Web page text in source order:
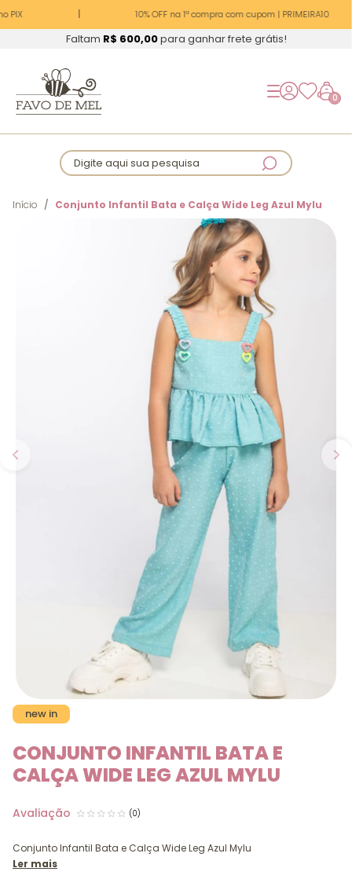
PIX 10% OFF na 1ª compra com cupom | PRIMEIRA10
Faltam R$ 600,00para ganhar frete grátis!
0
Digite aqui sua pesquisa
Início Conjunto Infantil Bata e Calça Wide Leg Azul Mylu
new in
CONJUNTO INFANTIL BATA E
CALÇA WIDE LEG AZUL MYLU
(0)
Conjunto Infantil Bata e Calça Wide Leg Azul Mylu
Ler mais